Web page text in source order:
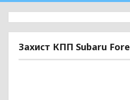
Захист КПП Subaru